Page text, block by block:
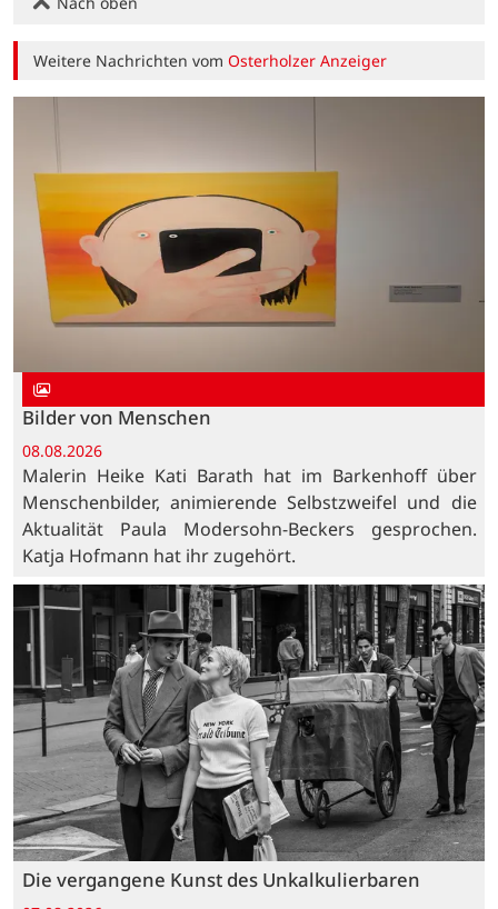
Weitere Nachrichten vomOsterholzer Anzeiger
Bilder von Menschen
08.08.2026
Malerin Heike Kati Barath hat im Barkenhoff über
Menschenbilder, animierende Selbstzweifel und die
Aktualität Paula Modersohn-Beckers gesprochen.
Katja Hofmann hat ihr zugehört.
Die vergangene Kunst des Unkalkulierbaren